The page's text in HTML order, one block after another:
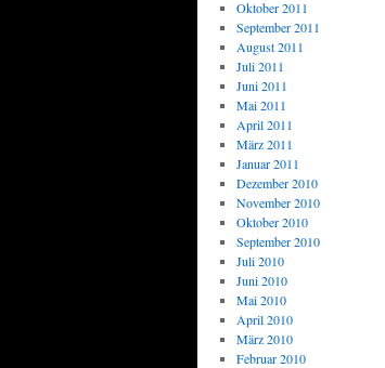
Oktober 2011
September 2011
August 2011
Juli 2011
Juni 2011
Mai 2011
April 2011
März 2011
Januar 2011
Dezember 2010
November 2010
Oktober 2010
September 2010
Juli 2010
Juni 2010
Mai 2010
April 2010
März 2010
Februar 2010